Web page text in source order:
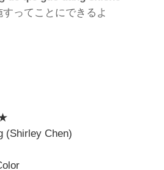
ってことにできるよ
(Shirley Chen)